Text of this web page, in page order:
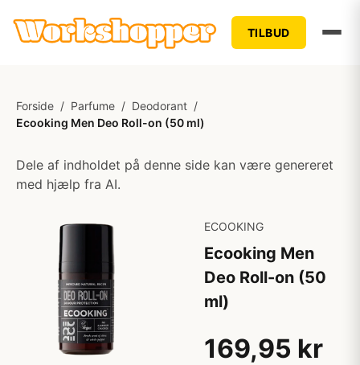
TILBUD
Forside / Parfume / Deodorant /
Ecooking Men Deo Roll-on (50 ml)
Dele af indholdet på denne side kan være genereret
med hjælp fra AI.
ECOOKING
Ecooking Men
Deo Roll-on (50
ml)
169,95 kr